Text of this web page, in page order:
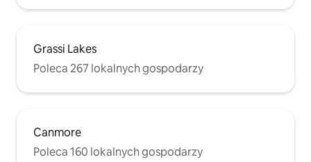
Grassi Lakes
Poleca 267 lokalnych gospodarzy
Canmore
Poleca 160 lokalnych gospodarzy